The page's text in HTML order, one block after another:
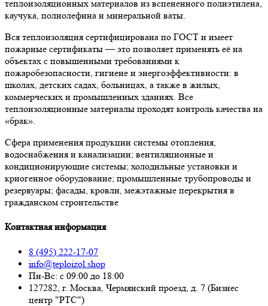
теплоизоляционных материалов из вспененного полиэтилена,
каучука, полиолефина и минеральной ваты.
Вся теплоизоляция сертифицирована по ГОСТ и имеет
пожарные сертификаты — это позволяет применять её на
объектах с повышенными требованиями к
пожаробезопасности, гигиене и энергоэффективности: в
школах, детских садах, больницах, а также в жилых,
коммерческих и промышленных зданиях. Все
теплоизоляционные материалы проходят контроль качества на
«брак».
Сфера применения продукции системы отопления,
водоснабжения и канализации; вентиляционные и
кондиционирующие системы; холодильные установки и
криогенное оборудование; промышленные трубопроводы и
резервуары; фасады, кровли, межэтажные перекрытия в
гражданском строительстве
Контактная информация
8 (495) 222-17-07
info@teploizol.shop
Пн-Вс: с 09:00 до 18:00
127282, г. Москва, Чермянский проезд, д. 7 (Бизнес
центр "РТС")